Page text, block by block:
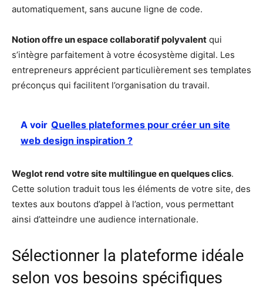
automatiquement, sans aucune ligne de code.
Notion offre un espace collaboratif polyvalent qui
s’intègre parfaitement à votre écosystème digital. Les
entrepreneurs apprécient particulièrement ses templates
préconçus qui facilitent l’organisation du travail.
A voir Quelles plateformes pour créer un site
web design inspiration ?
Weglot rend votre site multilingue en quelques clics.
Cette solution traduit tous les éléments de votre site, des
textes aux boutons d’appel à l’action, vous permettant
ainsi d’atteindre une audience internationale.
Sélectionner la plateforme idéale
selon vos besoins spécifiques